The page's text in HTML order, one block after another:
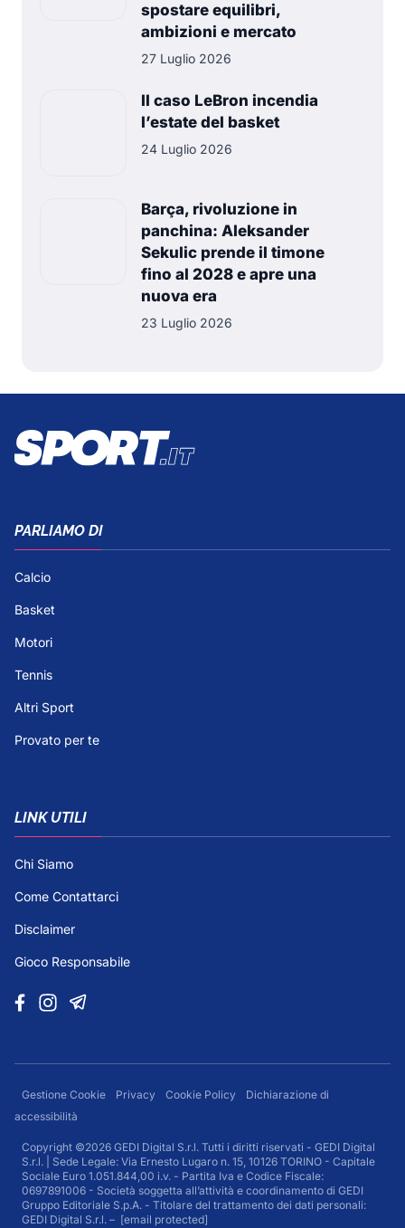
spostare equilibri,
ambizioni e mercato
27 Luglio 2026
Il caso LeBron incendia
l’estate del basket
24 Luglio 2026
Barça, rivoluzione in
panchina: Aleksander
Sekulic prende il timone
fino al 2028 e apre una
nuova era
23 Luglio 2026
PARLIAMO DI
Calcio
Basket
Motori
Tennis
Altri Sport
Provato per te
LINK UTILI
Chi Siamo
Come Contattarci
Disclaimer
Gioco Responsabile
Gestione Cookie Privacy Cookie Policy
Dichiarazione di
accessibilità
Copyright ©2026 GEDI Digital S.r.l. Tutti i diritti riservati - GEDI Digital
S.r.l. | Sede Legale: Via Ernesto Lugaro n. 15, 10126 TORINO - Capitale
Sociale Euro 1.051.844,00 i.v. - Partita Iva e Codice Fiscale:
0697891006 - Società soggetta all’attività e coordinamento di GEDI
Gruppo Editoriale S.p.A. - Titolare del trattamento dei dati personali:
GEDI Digital S.r.l. – [email protected]